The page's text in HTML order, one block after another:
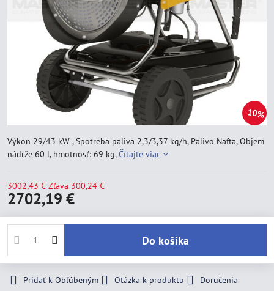
10%
Výkon 29/43 kW , Spotreba paliva 2,3/3,37 kg/h, Palivo Nafta, Objem
nádrže 60 l, hmotnosť: 69 kg,Čítajte viac
3002,43 € Zľava 300,24 €
2702,19 €
Do košíka
Pridať k Obľúbeným Otázka k produktu
Doručenia